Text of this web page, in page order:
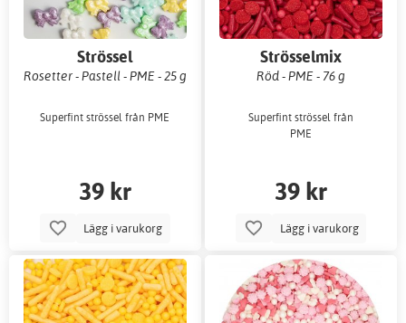
Strössel
Rosetter - Pastell - PME - 25 g
Superfint strössel från PME
39 kr
Lägg i varukorg
Strösselmix
Röd - PME - 76 g
Superfint strössel från
PME
39 kr
Lägg i varukorg